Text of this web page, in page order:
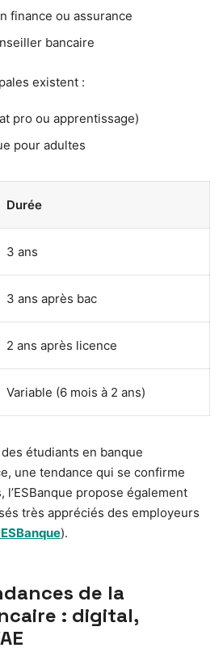
finance ou assurance
bancaire
existent :
pro ou apprentissage)
pour adultes
Durée
3 ans
3 ans après bac
2 ans après licence
Variable (6 mois à 2 ans)
étudiants en banque
une tendance qui se confirme
l’ESBanque propose également
très appréciés des employeurs
).
de la
: digital,